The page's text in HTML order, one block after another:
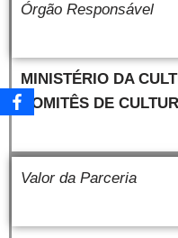
Órgão Responsável
MINISTÉRIO DA
COMITÊS DE
Valor da Parceria